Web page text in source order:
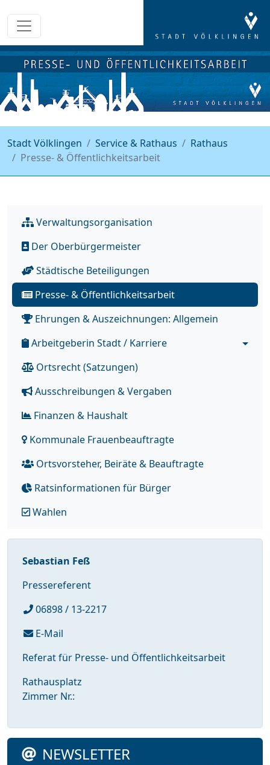
Stadt Völklingen Service & Rathaus
Rathaus
Presse- & Öffentlichkeitsarbeit
Verwaltungsorganisation
Der Oberbürgermeister
Städtische Beteiligungen
Presse- & Öffentlichkeitsarbeit
Ehrungen & Auszeichnungen: Allgemein
Arbeitgeberin Stadt / Karriere
Ortsrecht (Satzungen)
Ausschreibungen & Vergaben
Finanzen & Haushalt
Kommunale Frauenbeauftragte
Ortsvorsteher, Beiräte & Beauftragte
Ratsinformationen für Bürger
Wahlen
Sebastian Feß
Pressereferent
06898 / 13-2217
E-Mail
Referat für Presse- und Öffentlichkeitsarbeit
Rathausplatz
Zimmer Nr.:
NEWSLETTER